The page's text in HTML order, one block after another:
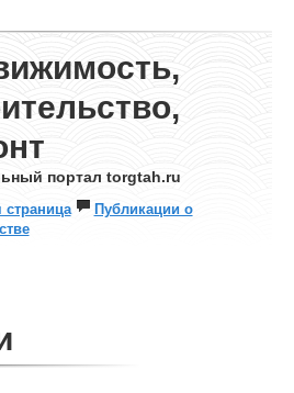
портал torgtah.ru
страница
Публикации о